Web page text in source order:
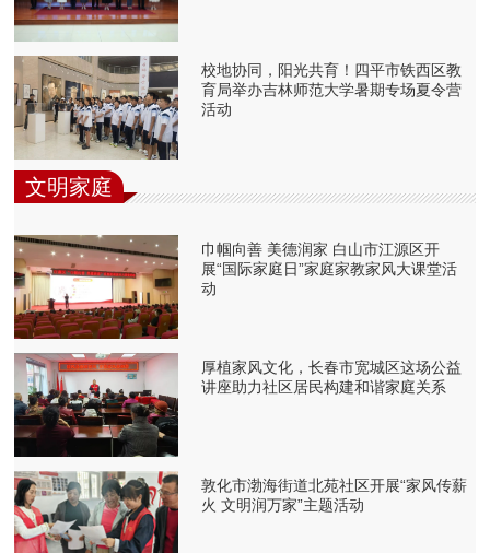
校地协同，阳光共育！四平市铁西区教
育局举办吉林师范大学暑期专场夏令营
活动
文明家庭
巾帼向善 美德润家 白山市江源区开
展“国际家庭日”家庭家教家风大课堂活
动
厚植家风文化，长春市宽城区这场公益
讲座助力社区居民构建和谐家庭关系
敦化市渤海街道北苑社区开展“家风传薪
火 文明润万家”主题活动